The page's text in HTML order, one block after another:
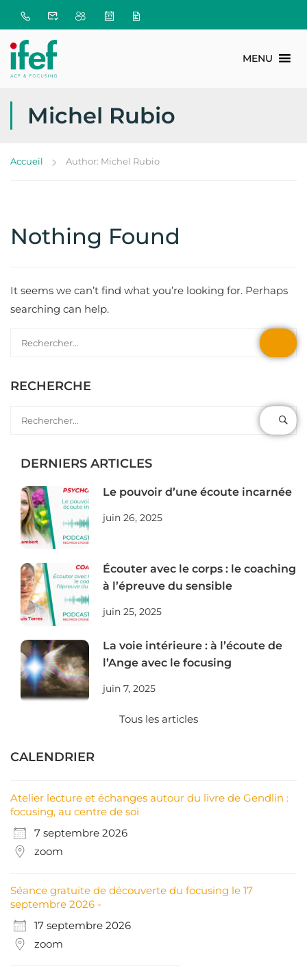
MENU
Michel Rubio
Accueil Author: Michel Rubio
Nothing Found
It seems we can’t find what you’re looking for. Perhaps
searching can help.
RECHERCHE
DERNIERS ARTICLES
Le pouvoir d’une écoute incarnée
juin 26, 2025
Écouter avec le corps : le coaching
à l’épreuve du sensible
juin 25, 2025
La voie intérieure : à l’écoute de
l’Ange avec le focusing
juin 7, 2025
Tous les articles
CALENDRIER
Atelier lecture et échanges autour du livre de Gendlin :
focusing, au centre de soi
7 septembre 2026
zoom
Séance gratuite de découverte du focusing le 17
septembre 2026 -
17 septembre 2026
zoom